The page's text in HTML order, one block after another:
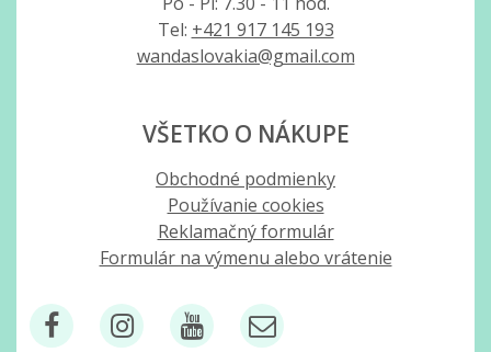
Tel: +421 917 145 193
wandaslovakia@gmail.com
VŠETKO O NÁKUPE
Obchodné podmienky
Používanie cookies
Reklamačný formulár
Formulár na výmenu alebo vrátenie